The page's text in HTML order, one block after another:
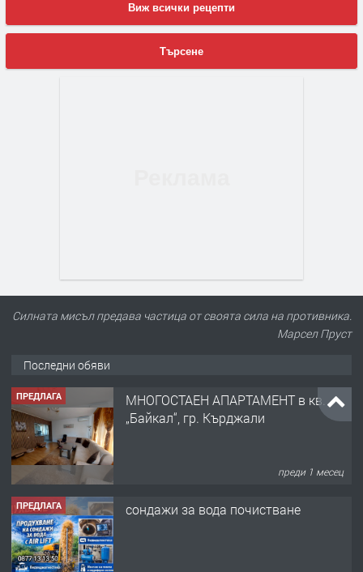
Виж всички рецепти
Търсене
Силната мисъл предава частица от своята сила на противника.
Марсел Пруст
Последни обяви
ПРЕДЛАГА
МНОГОСТАЕН АПАРТАМЕНТ в кв.
„Байкал“, гр. Кърджали
преди 1 месец
ПРЕДЛАГА сондажи за вода почистване